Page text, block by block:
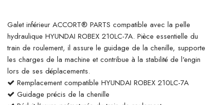
Galet inférieur ACCORT® PARTS compatible avec la pelle
hydraulique HYUNDAI ROBEX 210LC-7A. Pièce essentielle du
train de roulement, il assure le guidage de la chenille, supporte
les charges de la machine et contribue à la stabilité de l'engin
lors de ses déplacements.
Remplacement compatible HYUNDAI ROBEX 210LC-7A
Guidage précis de la chenille